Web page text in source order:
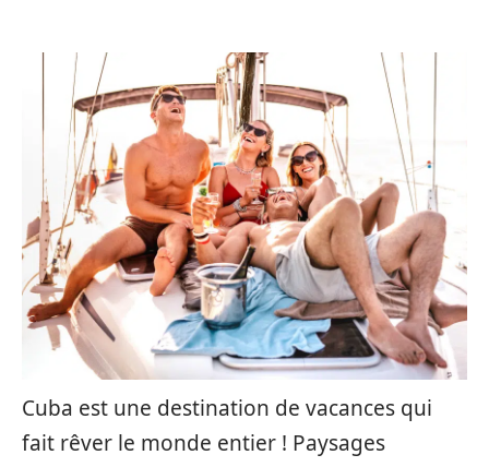
Cuba est une destination de vacances qui
fait rêver le monde entier ! Paysages